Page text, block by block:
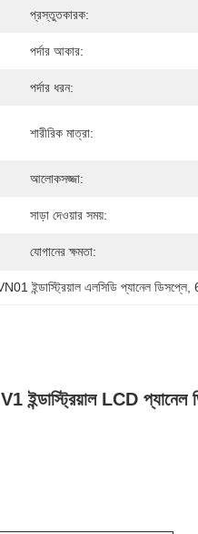
প্রস্তুতকারক:
পর্দার আকার:
পর্দার ধরন:
শারীরিক মাত্রা:
আলোকসজ্জা:
সাড়া দেওয়ার সময়:
যোগানের ক্ষমতা:
ইন্ডাস্ট্রিয়াল এলসিডি প্যানেল ডিসপ্লে ,
LCD প্যানেল